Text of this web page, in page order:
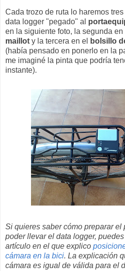
Cada trozo de ruta lo haremos
data logger "pegado" al
en la siguiente foto, la segunda en
maillot y la tercera en el bolsillo
(había pensado en ponerlo en la
me imaginé la pinta que podría
instante).
Si quieres saber cómo preparar el
poder llevar el data logger,
artículo en el que explico
cámara en la bici. La explicación
cámara es igual de válida para el